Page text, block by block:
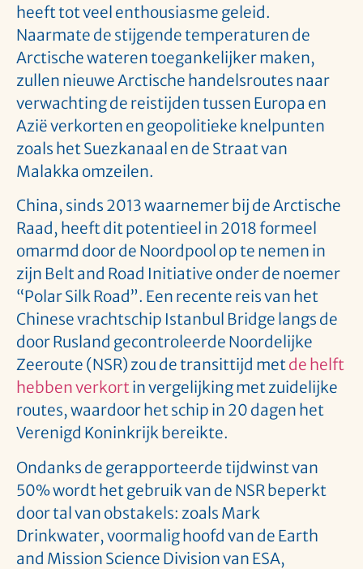
heeft tot veel enthousiasme geleid.
Naarmate de stijgende temperaturen de
Arctische wateren toegankelijker maken,
zullen nieuwe Arctische handelsroutes naar
verwachting de reistijden tussen Europa en
Azië verkorten en geopolitieke knelpunten
zoals het Suezkanaal en de Straat van
Malakka omzeilen.
China, sinds 2013 waarnemer bij de Arctische
Raad, heeft dit potentieel in 2018 formeel
omarmd door de Noordpool op te nemen in
zijn Belt and Road Initiative onder de noemer
“Polar Silk Road”. Een recente reis van het
Chinese vrachtschip Istanbul Bridge langs de
door Rusland gecontroleerde Noordelijke
Zeeroute (NSR) zou de transittijd metde helft
hebben verkortin vergelijking met zuidelijke
routes, waardoor het schip in 20 dagen het
Verenigd Koninkrijk bereikte.
Ondanks de gerapporteerde tijdwinst van
50% wordt het gebruik van de NSR beperkt
door tal van obstakels: zoals Mark
Drinkwater, voormalig hoofd van de Earth
and Mission Science Division van ESA,